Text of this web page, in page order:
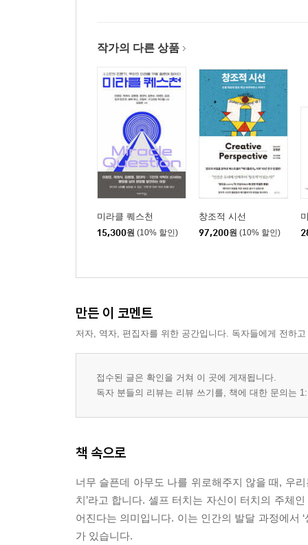
작가의 다른 상품
미라클 퀘스천
15,300원 (10% 할인)
창조적 시선
97,200원 (10% 할인)
만든 이 코멘트
저자, 역자, 편집자를 위한 공간입니다. 독자들에게 전하
접수된 글은 확인을 거쳐 이 곳에 게재됩니다.
독자 분들의 리뷰는 리뷰 쓰기를, 책에 대한 문의는
책 속으로
너무 슬픈데 아무도 나를 위로해주지 않을 때, 우
치’라고 합니다. 셀프 터치는 자신이 터치의 주체
어진다는 의미입니다. 이는 인간의 발달 과정에서
가 있습니다.